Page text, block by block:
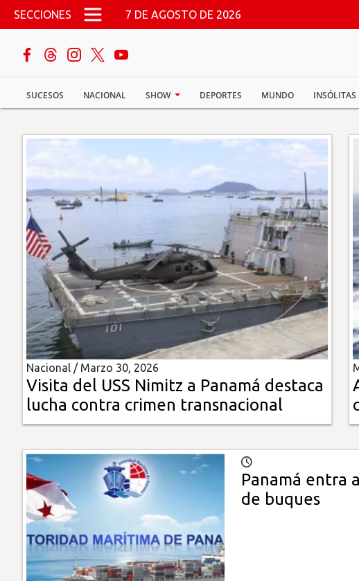
Pasar al contenido principal
SECCIONES 7 DE AGOSTO DE 2026
SUCESOS NACIONAL SHOW DEPORTES MUNDO INSÓLITAS
buscar
Sucesos
Nacional
Política
Show
Deportes
Mundo
Insólitas
Multimedia
Impreso
Nacional / Marzo 30, 2026
Visita del USS Nimitz a Panamá destaca
lucha contra crimen transnacional
Panamá entra
de buques